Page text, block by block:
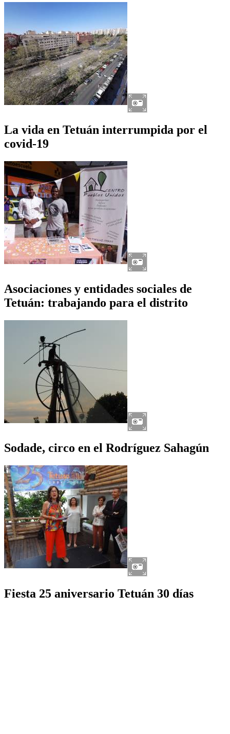
La vida en Tetuán interrumpida por el
covid-19
Asociaciones y entidades sociales de
Tetuán: trabajando para el distrito
Sodade, circo en el Rodríguez Sahagún
Fiesta 25 aniversario Tetuán 30 días